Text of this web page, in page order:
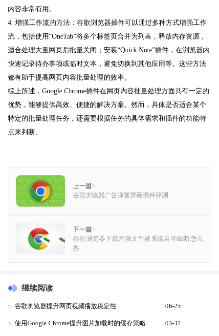
内容非常有用。
4. 增强工作流的方法：谷歌浏览器插件可以通过多种方式增强工作
流，包括使用“OneTab”将多个标签页合并为列表，释放内存资源，
适合处理大量网页后批量关闭；安装“Quick Note”插件，在浏览器内
快速记录待办事项或临时文本，避免切换到其他应用等。这些方法
都有助于提高网页内容批量处理的效率。
综上所述，Google Chrome插件在网页内容批量处理方面具有一定的
优势，能够提供高效、便捷的解决方案。然而，具体是否适合某个
特定的批量处理任务，还需要根据任务的具体需求和插件的功能特
点来判断。
上一篇>
谷歌浏览器广告弹窗屏蔽插件评测
下一篇>
谷歌浏览器下载音频文件被系统自动截断怎么
办
继续阅读
谷歌浏览器提升网页视频播放稳定性 06-25
使用Google Chrome提升图片加载时的缓存策略 03-31